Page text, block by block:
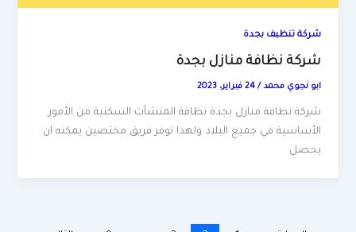
شركة تنظيف بجدة
شركة نظافة منازل بجدة
ابو نجوي محمد/24 فبراير، 2023
شركة نظافة منازل بجدة نظافة المنشآت السكنية من الأمور
الأساسية في جميع البلاد ولهذا نوفر فريق مختصين يمكنه ان
يحصل